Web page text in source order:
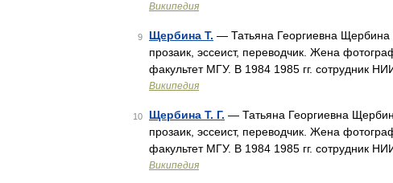
Википедия
9 Щербина Т. — Татьяна Георгиевна Щербина
прозаик, эссеист, переводчик. Жена
факультет МГУ. В 1984 1985 гг. сотрудник
Википедия
10 Щербина Т. Г. — Татьяна Георгиевна
прозаик, эссеист, переводчик. Жена
факультет МГУ. В 1984 1985 гг. сотрудник
Википедия